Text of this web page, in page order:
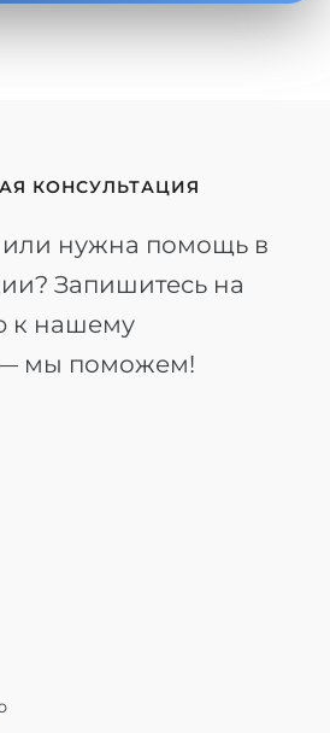
КОНСУЛЬТАЦИЯ
или нужна помощь в
Запишитесь на
к нашему
— мы поможем!